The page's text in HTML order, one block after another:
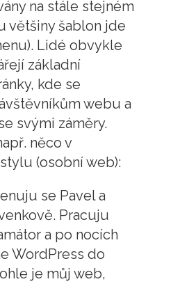
na stále stejném
většiny šablon jde
Lidé obvykle
základní
kde se
webu a
svými záměry.
něco v
(osobní web):
se Pavel a
Pracuju
a po nocích
WordPress do
je můj web,